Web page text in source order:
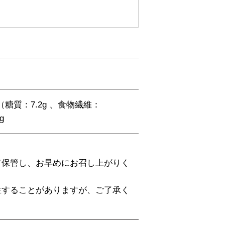
質：7.2g 、食物繊維：
管し、お早めにお召し上がりく
ることがありますが、ご了承く